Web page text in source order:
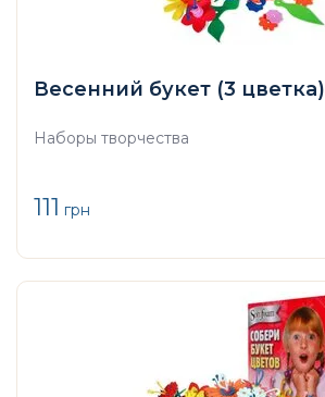
Весенний букет (3 цветка)
Наборы творчества
111 грн